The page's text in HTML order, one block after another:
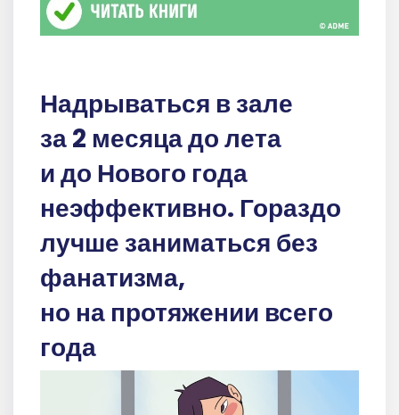
Надрываться в зале
за 2 месяца до лета
и до Нового года
неэффективно. Гораздо
лучше заниматься без
фанатизма,
но на протяжении всего
года